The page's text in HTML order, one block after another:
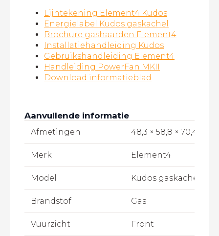
Lijntekening Element4 Kudos
Energielabel Kudos gaskachel
Brochure gashaarden Element4
Installatiehandleiding Kudos
Gebruikshandleiding Element4
Handleiding PowerFan MKII
Download informatieblad
Aanvullende informatie
Afmetingen 48,3 × 58,8 × 70,4 cm
Merk Element4
Model Kudos gaskachel
Brandstof Gas
Vuurzicht Front